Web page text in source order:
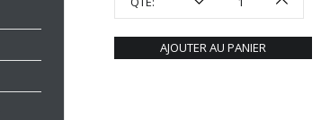
AJOUTER AU PANIER